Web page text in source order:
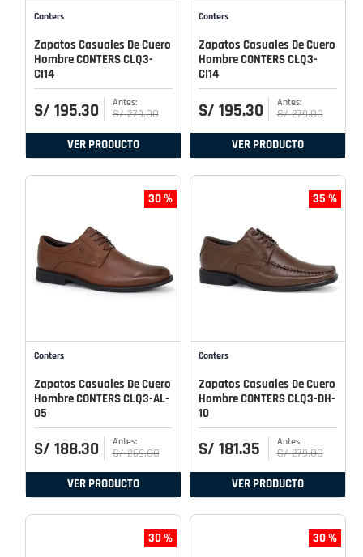
Conters
Zapatos Casuales De Cuero
Hombre CONTERS CLQ3-
CI14
S/ 195.30 S/ 279.00
VER PRODUCTO
Conters
Zapatos Casuales De Cuero
Hombre CONTERS CLQ3-
CI14
S/ 195.30 S/ 279.00
VER PRODUCTO
30 %
Conters
Zapatos Casuales De Cuero
Hombre CONTERS CLQ3-AL-
05
S/ 188.30 S/ 269.00
VER PRODUCTO
35 %
Conters
Zapatos Casuales De Cuero
Hombre CONTERS CLQ3-DH-
10
S/ 181.35 S/ 279.00
VER PRODUCTO
30 % 30 %